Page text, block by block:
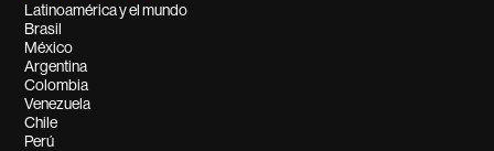
Latinoamérica y el mundo
Brasil
México
Argentina
Colombia
Venezuela
Chile
Perú